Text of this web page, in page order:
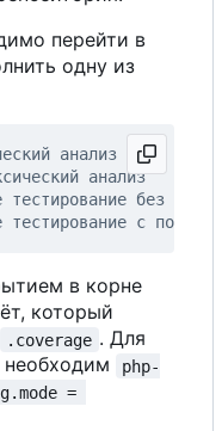
перейти в
одну из
анализ
анализ
тестирование без
тестирование с
в корне
который
.coverage . Для
php-
=